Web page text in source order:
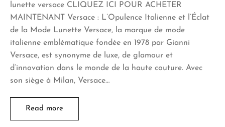
lunette versace CLIQUEZ ICI POUR ACHETER
MAINTENANT Versace : L’Opulence Italienne et l’Éclat
de la Mode Lunette Versace, la marque de mode
italienne emblématique fondée en 1978 par Gianni
Versace, est synonyme de luxe, de glamour et
d’innovation dans le monde de la haute couture. Avec
son siège à Milan, Versace…
Read more